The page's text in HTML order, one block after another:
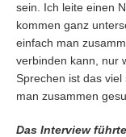
sein. Ich leite einen
kommen ganz
einfach man
verbinden kann, nur
Sprechen ist das viel
man zusammen
Das Interview